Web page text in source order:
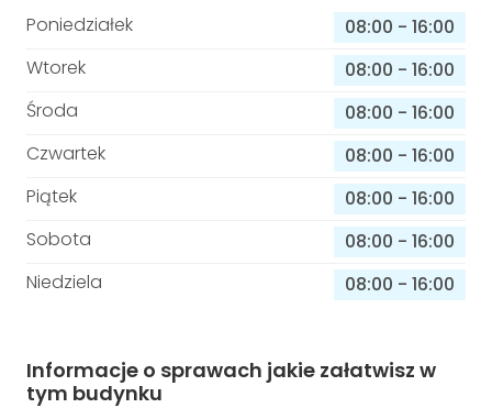
Poniedziałek 08:00 - 16:00
Wtorek
08:00 - 16:00
Środa
08:00 - 16:00
Czwartek
08:00 - 16:00
Piątek
08:00 - 16:00
Sobota
08:00 - 16:00
Niedziela
08:00 - 16:00
Informacje o sprawach jakie załatwisz w
tym budynku